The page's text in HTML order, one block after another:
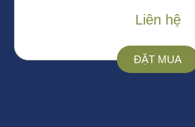
Liên hệ
ĐẶT MUA